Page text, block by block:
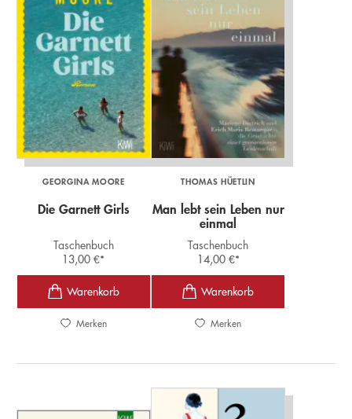
GEORGINA MOORE
Die Garnett Girls
Taschenbuch
13,00€*
Merken
THOMAS HÜETLIN
Man lebt sein Leben nur
einmal
Taschenbuch
14,00 €*
Merken